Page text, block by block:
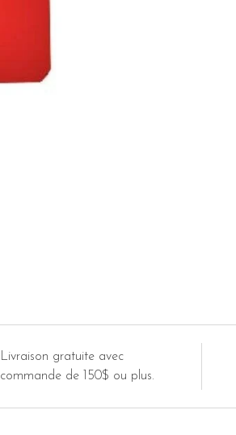
Livraison gratuite avec
commande de 150$ ou plus.